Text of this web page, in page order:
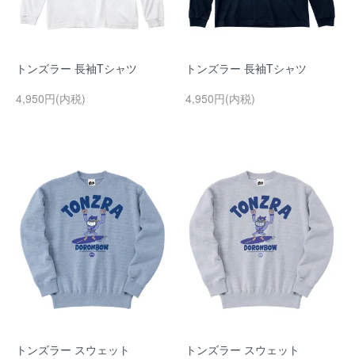
トンズラー 長袖Tシャツ
4,950円(内税)
トンズラー 長袖Tシャツ
4,950円(内税)
トンズラー スウェット
トンズラー スウェット